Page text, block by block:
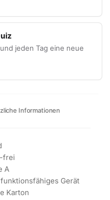
jeden Tag eine neue
Informationen
frei
A
Gerät
Karton